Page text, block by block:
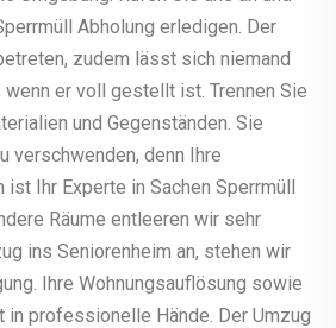
Abholung erledigen. Der
zudem lässt sich niemand
er voll gestellt ist. Trennen Sie
und Gegenständen. Sie
verschwenden, denn Ihre
ist Ihr Experte in Sachen Sperrmüll
Räume entleeren wir sehr
ins Seniorenheim an, stehen wir
Ihre Wohnungsauflösung sowie
in professionelle Hände. Der Umzug